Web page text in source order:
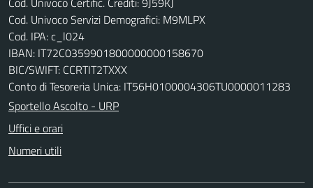
Cod. Univoco Servizi Demografici: M9MLPX
Cod. IPA: c_l024
IBAN: IT72C0359901800000000158670
BIC/SWIFT: CCRTIT2TXXX
Conto di Tesoreria Unica: IT56H0100004306TU0000011283
Sportello Ascolto - URP
Uffici e orari
Numeri utili